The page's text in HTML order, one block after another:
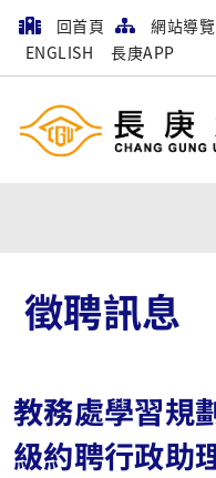
回首頁 網站導覽
ENGLISH
長庚APP
徵聘訊息
教務處學習規
級約聘行政助